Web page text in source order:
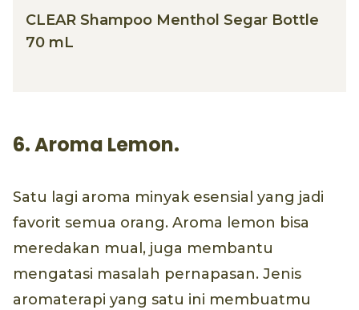
CLEAR Shampoo Menthol Segar Bottle
70 mL
6. Aroma Lemon.
Satu lagi aroma minyak esensial yang jadi
favorit semua orang. Aroma lemon bisa
meredakan mual, juga membantu
mengatasi masalah pernapasan. Jenis
aromaterapi yang satu ini membuatmu